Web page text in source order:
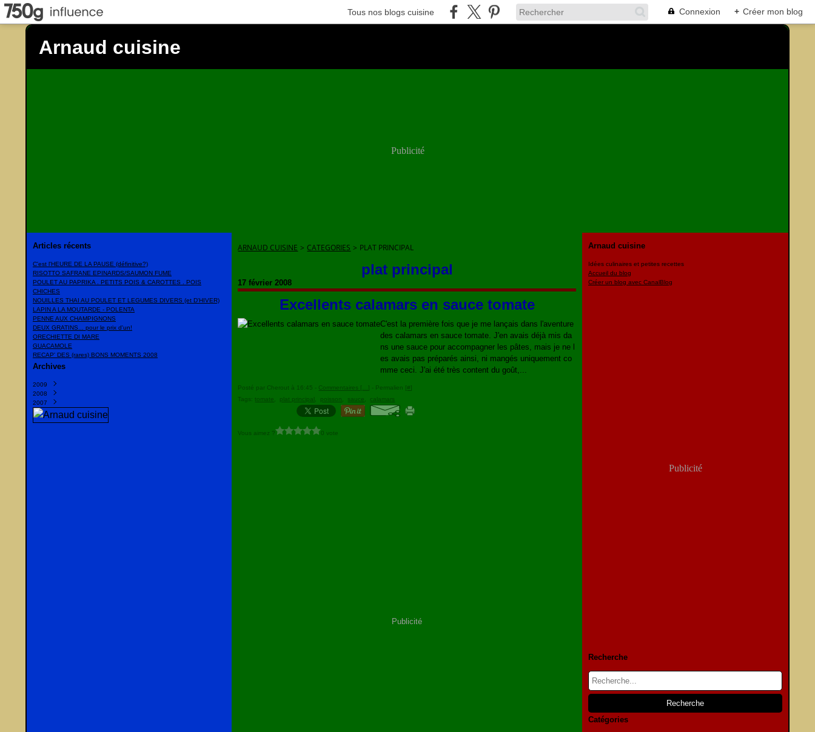
Tous nos blogs cuisine Connexion + Créer mon blog
Arnaud cuisine
Publicité
Articles récents
C'est l'HEURE DE LA PAUSE (définitive?)
RISOTTO SAFRANE EPINARDS/SAUMON FUME
POULET AU PAPRIKA . PETITS POIS & CAROTTES . POIS
CHICHES
NOUILLES THAI AU POULET ET LEGUMES DIVERS (et D'HIVER)
LAPIN A LA MOUTARDE - POLENTA
PENNE AUX CHAMPIGNONS
DEUX GRATINS... pour le prix d'un!
ORECHIETTE DI MARE
GUACAMOLE
RECAP' DES (rares) BONS MOMENTS 2008
Archives
2009
Mars
Février
Janvier(10)
2008
Décembre
Novembre(10)
2007
Décembre(20)
ARNAUD CUISINE > CATEGORIES > PLAT PRINCIPAL
plat principal
17 février 2008
Excellents calamars en sauce tomate
C'est la première fois que je me lançais dans l'aventure
des calamars en sauce tomate. J'en avais déjà mis da
ns une sauce pour accompagner les pâtes, mais je ne l
es avais pas préparés ainsi, ni mangés uniquement co
mme ceci. J'ai été très content du goût,...
Posté par Cherout à 16:45 - Commentaires [ …] - Permalien [#]
Tags:tomate plat principal poisson sauce calamars
Vous aimez ? 0 vote
Publicité
Arnaud cuisine
Idées culinaires et petites recettes
Accueil du blog
Créer un blog avec CanalBlog
Publicité
Recherche
Catégories